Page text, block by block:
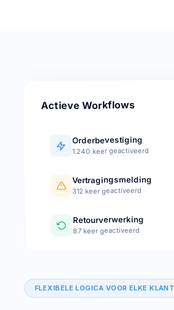
FLEXIBELE LOGICA VOOR ELKE KLANT
Actieve Workflows
Orderbevestiging
1.240 keer geactiveerd
Vertragingsmelding
312 keer geactiveerd
Retourverwerking
87 keer geactiveerd